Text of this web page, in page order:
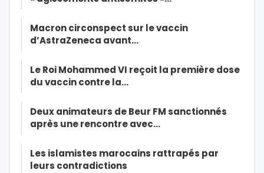
Macron circonspect sur le vaccin
d’AstraZeneca avant…
Le Roi Mohammed VI reçoit la première dose
du vaccin contre la…
Deux animateurs de Beur FM sanctionnés
après une rencontre avec…
Les islamistes marocains rattrapés par
leurs contradictions